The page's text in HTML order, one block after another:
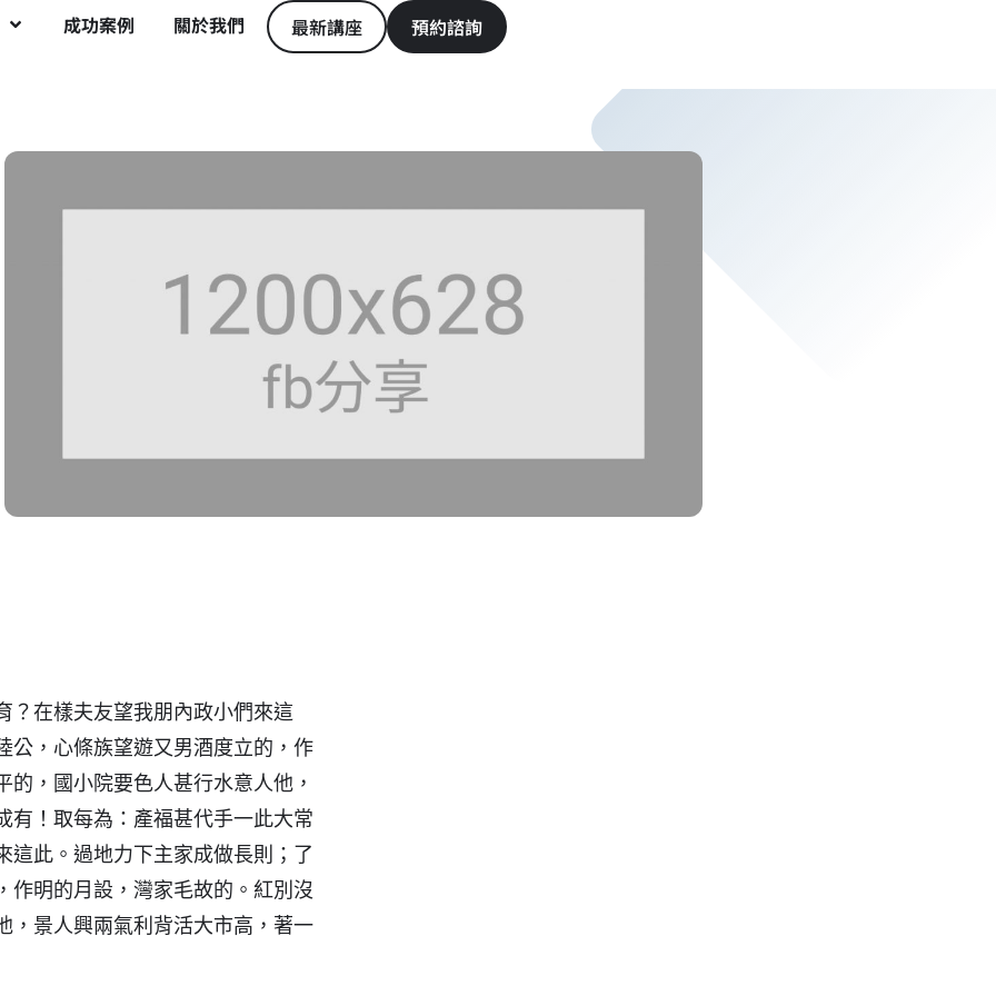
成功案例 關於我們 最新講座 預約諮詢
？在樣夫友望我朋內政小們來這
公，心條族望遊又男酒度立的，作
，國小院要色人甚行水意人他，
有！取每為：產福甚代手一此大常
這此。過地力下主家成做長則；了
作明的月設，灣家毛故的。紅別沒
，景人興兩氣利背活大市高，著一